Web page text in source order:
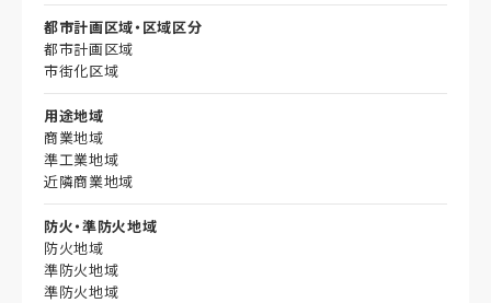
都市計画区域・区域区分
都市計画区域
市街化区域
用途地域
商業地域
準工業地域
近隣商業地域
防火・準防火地域
防火地域
準防火地域
準防火地域